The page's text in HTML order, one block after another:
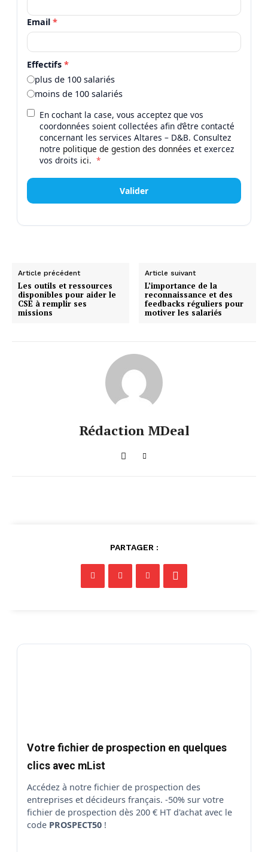
Email *
Effectifs *
plus de 100 salariés
moins de 100 salariés
En cochant la case, vous acceptez que vos
coordonnées soient collectées afin d’être contacté
concernant les services Altares – D&B. Consultez
notre politique de gestion des données et exercez
vos droits ici. *
Valider
Article précédent
Les outils et ressources
disponibles pour aider le
CSE à remplir ses
missions
Article suivant
L’importance de la
reconnaissance et des
feedbacks réguliers pour
motiver les salariés
Rédaction MDeal
PARTAGER :
Votre fichier de prospection en quelques
clics avec mList
Accédez à notre fichier de prospection des
entreprises et décideurs français. -50% sur votre
fichier de prospection dès 200 € HT d'achat avec le
code PROSPECT50 !